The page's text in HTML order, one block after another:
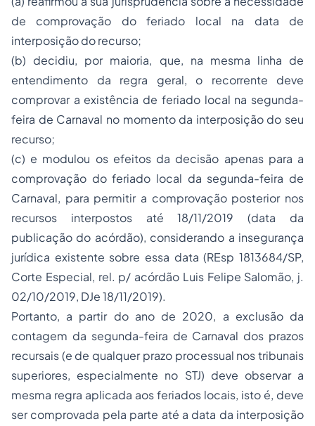
de comprovação do feriado local na data de
interposição do recurso;
(b) decidiu, por maioria, que, na mesma linha de
entendimento da regra geral, o recorrente deve
comprovar a existência de feriado local na segunda-
feira de Carnaval no momento da interposição do seu
recurso;
(c) e modulou os efeitos da decisão apenas para a
comprovação do feriado local da segunda-feira de
Carnaval, para permitir a comprovação posterior nos
recursos interpostos até 18/11/2019 (data da
publicação do acórdão), considerando a insegurança
jurídica existente sobre essa data (REsp 1813684/SP,
Corte Especial, rel. p/ acórdão Luis Felipe Salomão, j.
02/10/2019, DJe 18/11/2019).
Portanto, a partir do ano de 2020, a exclusão da
contagem da segunda-feira de Carnaval dos prazos
recursais (e de qualquer prazo processual nos tribunais
superiores, especialmente no STJ) deve observar a
mesma regra aplicada aos feriados locais, isto é, deve
ser comprovada pela parte até a data da interposição